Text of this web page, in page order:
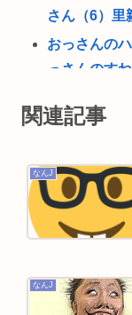
さん（6）里
おっさんの
っさんのす
現在ヤフコ
ベジットの
ない
クーラーつ
冨樫義博「
いだけなん
関連記事
なんJ
なんJ